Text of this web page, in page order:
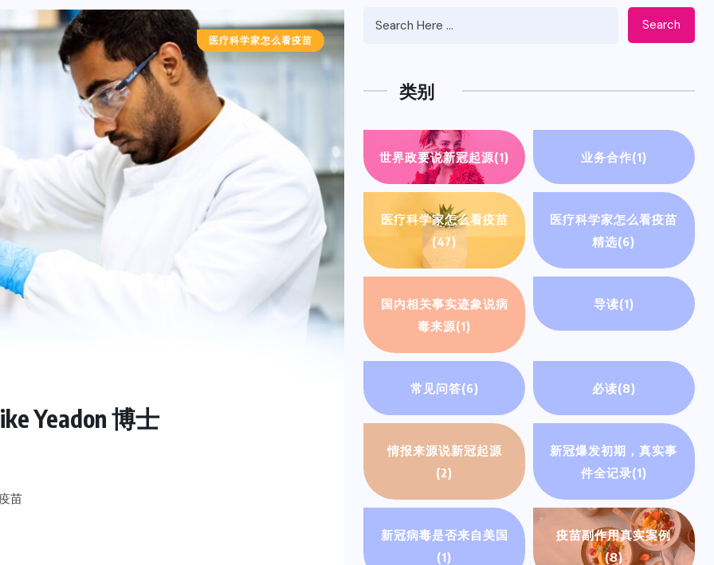
医疗科学家怎么看疫苗
Yeadon 博士
苗
Search
类别
世界政要说新冠起源(1) 业务合作(1)
医疗科学家怎么看疫苗
(47)
医疗科学家怎么看疫苗
精选(6)
国内相关事实迹象说病
毒来源(1)
导读(1)
常见问答(6) 必读(8)
情报来源说新冠起源
(2)
新冠爆发初期，真实事
件全记录(1)
新冠病毒是否来自美国
(1)
疫苗副作用真实案例
(8)